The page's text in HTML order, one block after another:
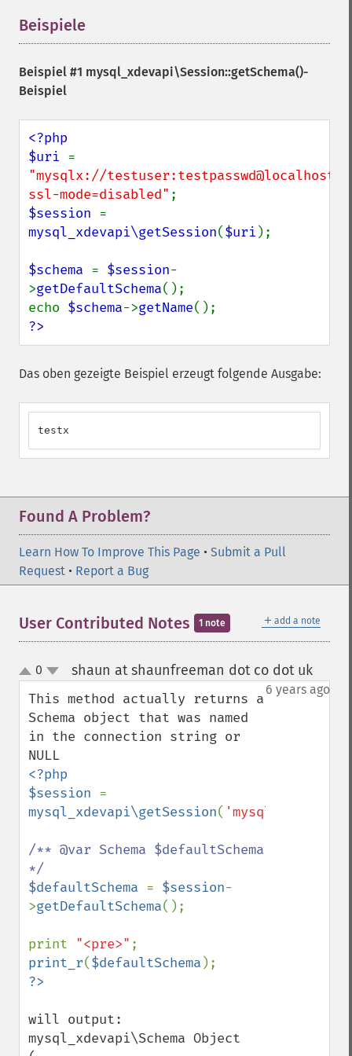
Beispiele
Beispiel #1 mysql_xdevapi\Session::getSchema()-
Beispiel
<?php
$uri
"mysqlx://
ssl-mode=disabled"
$session
mysql_xdevapi\getSession($uri );
$schema = $session-
>getDefaultSchema();
echo $schema->getName
?>
Das oben gezeigte Beispiel erzeugt folgende Ausgabe:
testx
Found A Problem?
Learn How To Improve This Page • Submit a Pull
Request • Report a Bug
＋ add a note
User Contributed Notes 1 note
up
down
0 shaun at shaunfreeman dot co dot uk¶
6 years ago
This method actually returns a
Schema object that was named
in the connection string or
<?php
$session
mysql_xdevapi\getSession( 'mysqlzx://
/** @var Schema $defaultSchema
$defaultSchema = $session-
>getDefaultSchema();
print "<pre>"
print_r($defaultSchema
will output:
mysql_xdevapi\Schema Object